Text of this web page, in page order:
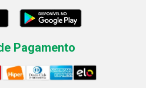
Pagamento